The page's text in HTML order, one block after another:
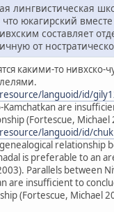
лингвистическая
юкагирский вместе
составляет
от
какими-то нивхско-
languoid/id/
Kamchatkan are
(Fortescue, Michael
languoid/id/
relationship
is preferable to an
Parallels between
are insufficient to
(Fortescue, Michael